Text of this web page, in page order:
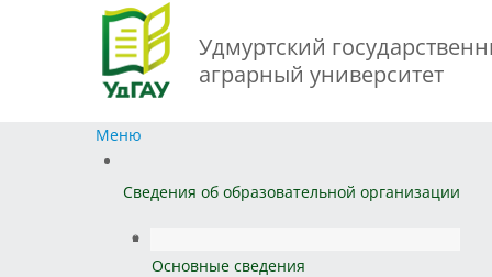
Удмуртский
аграрный университет
Меню
Сведения об образовательной организации
Основные сведения